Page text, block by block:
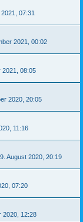
07:31
2021, 00:02
2021, 08:05
2020, 20:05
11:16
August 2020, 20:19
07:20
2020, 12:28